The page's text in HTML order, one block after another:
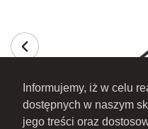
Informujemy, iż w celu
dostępnych w naszym
jego treści oraz